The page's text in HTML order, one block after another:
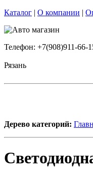
Каталог | О компании |
Телефон: +7(908)911-66-
Рязань
Дерево категорий: